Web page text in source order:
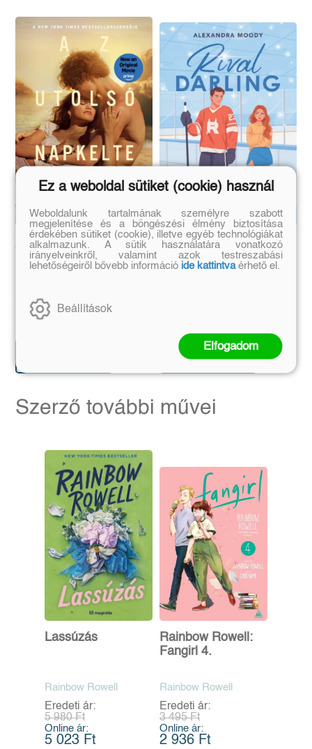
Az utolsó napkelte
Eredeti ár:
Kötött ár:
Rival Darling
Előrendelem
Szerző további művei
Lassúzás
Rainbow Rowell
Eredeti ár:
5 980 Ft
Online ár:
5 023 Ft
Rainbow Rowell:
Fangirl 4.
Rainbow Rowell
Eredeti ár:
3 495 Ft
Online ár:
2 936 Ft
Ez a weboldal sütiket (cookie) használ
Weboldalunk tartalmának személyre szabott
megjelenítése és a böngészési élmény biztosítása
érdekében sütiket (cookie), illetve egyéb technológiákat
alkalmazunk. A sütik használatára vonatkozó
irányelveinkről, valamint azok testreszabási
lehetőségeiről bővebb információ ide kattintvaérhető el.
Beállítások
Elfogadom